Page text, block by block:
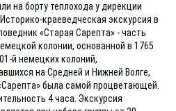
на борту теплохода у дирекции
краеведческая экскурсия в
«Старая Сарепта» - часть
колонии, основанной в 1765
й немецких колоний,
на Средней и Нижней Волге,
была самой процветающей.
4 часа. Экскурсия